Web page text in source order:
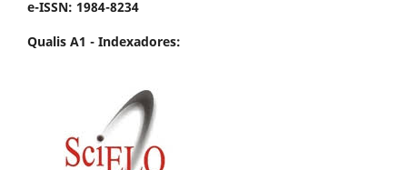
e-ISSN: 1984-8234
Qualis A1 - Indexadores: